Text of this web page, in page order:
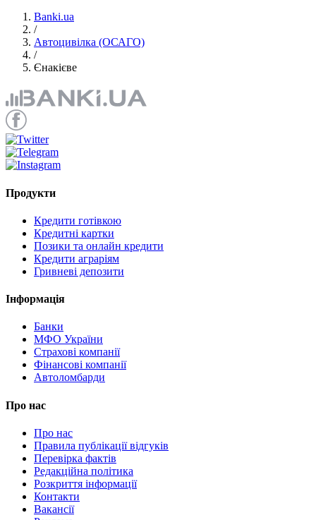
Banki.ua
/
Автоцивілка (ОСАГО)
/
Єнакієве
Продукти
Кредити готівкою
Кредитні картки
Позики та онлайн кредити
Кредити аграріям
Гривневі депозити
Інформація
Банки
МФО України
Страхові компанії
Фінансові компанії
Автоломбарди
Про нас
Про нас
Правила публікації відгуків
Перевірка фактів
Редакційна політика
Розкриття інформації
Контакти
Вакансії